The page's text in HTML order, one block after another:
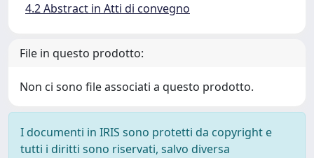
4.2 Abstract in Atti di convegno
File in questo prodotto:
Non ci sono file associati a questo prodotto.
I documenti in IRIS sono protetti da copyright e
tutti i diritti sono riservati, salvo diversa